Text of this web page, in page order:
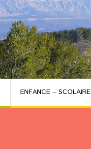
ENFANCE – SCOLAIRE